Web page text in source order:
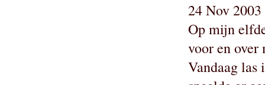
24 Nov
Op mijn
voor en
Vandaag las